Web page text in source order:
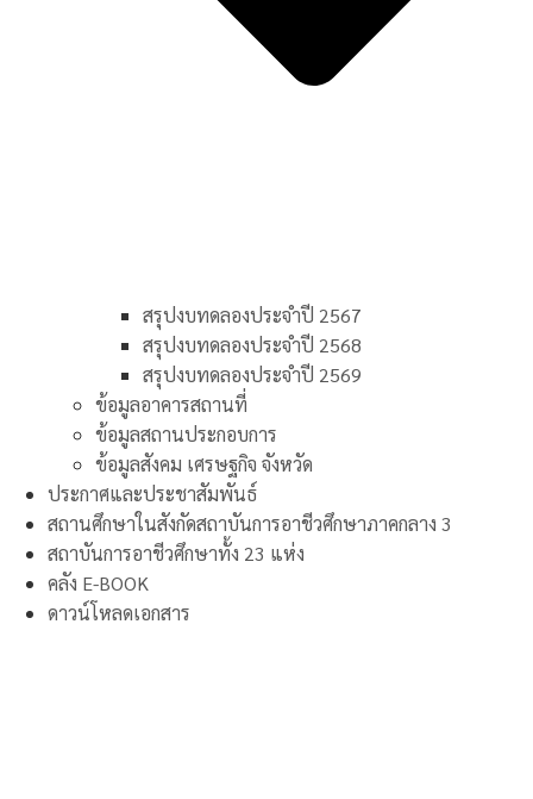
สรุปงบทดลองประจำปี 2567
สรุปงบทดลองประจำปี 2568
สรุปงบทดลองประจำปี 2569
ข้อมูลอาคารสถานที่
ข้อมูลสถานประกอบการ
ข้อมูลสังคม เศรษฐกิจ จังหวัด
ประกาศและประชาสัมพันธ์
สถานศึกษาในสังกัดสถาบันการอาชีวศึกษาภาคกลาง 3
สถาบันการอาชีวศึกษาทั้ง 23 แห่ง
คลัง E-BOOK
ดาวน์โหลดเอกสาร